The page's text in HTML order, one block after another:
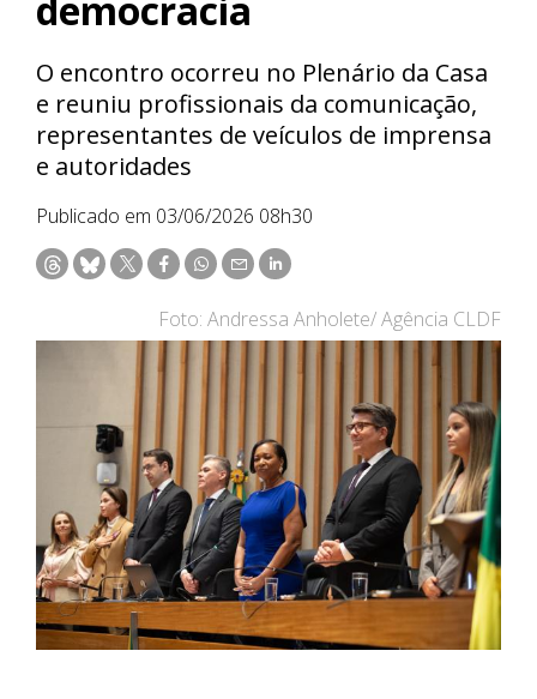
O encontro ocorreu no Plenário da Casa
e reuniu profissionais da comunicação,
representantes de veículos de imprensa
e autoridades
Publicado em 03/06/2026 08h30
Foto: Andressa Anholete/ Agência CLDF